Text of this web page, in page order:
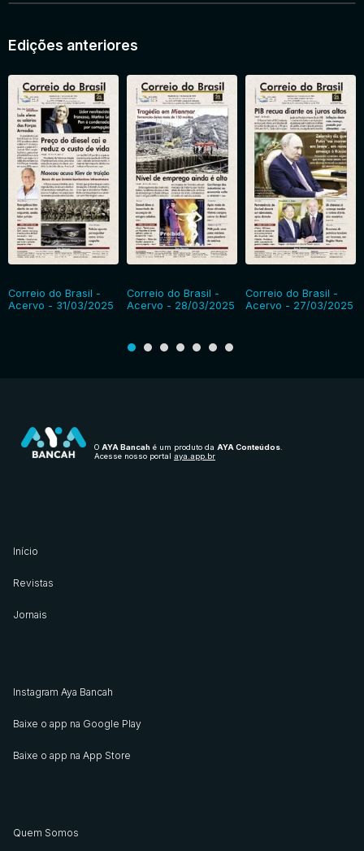
Edições anteriores
Correio do Brasil -
Acervo - 31/03/2025
Correio do Brasil -
Acervo - 28/03/2025
Correio do Brasil -
Acervo - 27/03/2025
O AYA Bancah é um produto da AYA Conteúdos
Acesse nosso portal aya.app.br
Início
Revistas
Jornais
Instagram Aya Bancah
Baixe o app na Google Play
Baixe o app na App Store
Quem Somos